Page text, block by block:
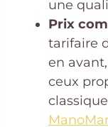
une
Prix
tarifaire
en
ceux